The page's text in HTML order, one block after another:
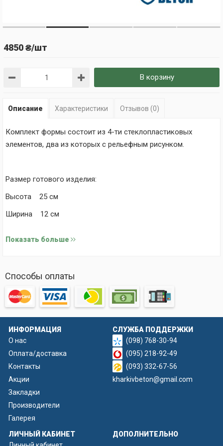
4850 ₴/шт
В корзину
Описание Характеристики Отзывов (0)
Комплект формы состоит из 4-ти стеклопластиковых
элементов, два из которых с рельефным рисунком.
Размер готового изделия:
Высота 25 см
Ширина 12 см
Показать больше
Способы оплаты
ИНФОРМАЦИЯ
О нас
Оплата/доставка
Контакты
Акции
Закладки
Производители
Галерея
СЛУЖБА ПОДДЕРЖКИ
(098) 768-30-94
(095) 218-92-49
(093) 332-67-56
kharkivbeton@gmail.com
ЛИЧНЫЙ КАБИНЕТ
ДОПОЛНИТЕЛЬНО